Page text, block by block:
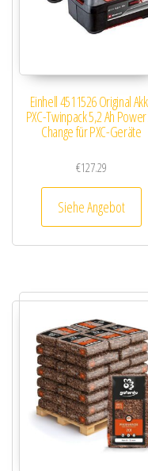
Einhell 4511526 Original
PXC-Twinpack 5,2 Ah Power
Change für PXC-Geräte
€127.29
Siehe Angebot